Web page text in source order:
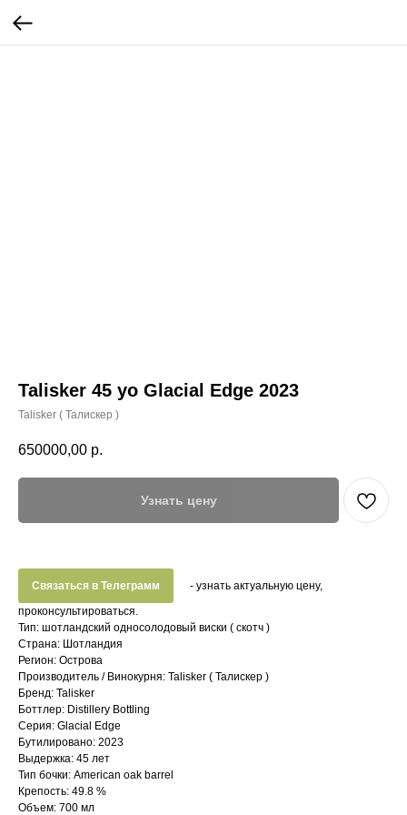
Talisker 45 yo Glacial Edge 2023
Talisker ( Талискер )
650000,00 р.
Узнать цену
Связаться в Телеграмм
- узнать актуальную цену,
проконсультироваться.
Тип: шотландский односолодовый виски ( скотч )
Страна: Шотландия
Регион: Острова
Производитель / Винокурня: Talisker ( Талискер )
Бренд: Talisker
Боттлер: Distillery Bottling
Серия: Glacial Edge
Бутилировано: 2023
Выдержка: 45 лет
Тип бочки: American oak barrel
Крепость: 49.8 %
Объем: 700 мл